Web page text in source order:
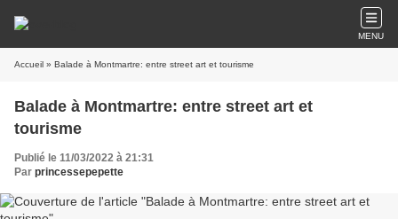
MENU
Accueil » Balade à Montmartre: entre street art et tourisme
Balade à Montmartre: entre street art et
tourisme
Publié le 11/03/2022 à 21:31
Par princessepepette